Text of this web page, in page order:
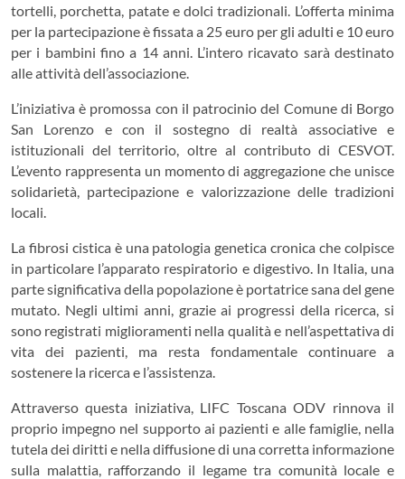
tortelli, porchetta, patate e dolci tradizionali. L’offerta minima
per la partecipazione è fissata a 25 euro per gli adulti e 10 euro
per i bambini fino a 14 anni. L’intero ricavato sarà destinato
alle attività dell’associazione.
L’iniziativa è promossa con il patrocinio del Comune di Borgo
San Lorenzo e con il sostegno di realtà associative e
istituzionali del territorio, oltre al contributo di CESVOT.
L’evento rappresenta un momento di aggregazione che unisce
solidarietà, partecipazione e valorizzazione delle tradizioni
locali.
La fibrosi cistica è una patologia genetica cronica che colpisce
in particolare l’apparato respiratorio e digestivo. In Italia, una
parte significativa della popolazione è portatrice sana del gene
mutato. Negli ultimi anni, grazie ai progressi della ricerca, si
sono registrati miglioramenti nella qualità e nell’aspettativa di
vita dei pazienti, ma resta fondamentale continuare a
sostenere la ricerca e l’assistenza.
Attraverso questa iniziativa, LIFC Toscana ODV rinnova il
proprio impegno nel supporto ai pazienti e alle famiglie, nella
tutela dei diritti e nella diffusione di una corretta informazione
sulla malattia, rafforzando il legame tra comunità locale e